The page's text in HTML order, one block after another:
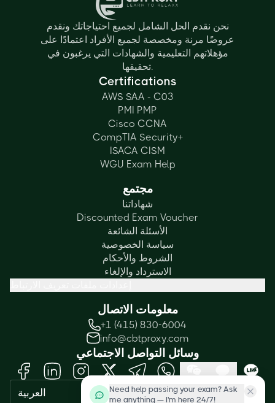
نحن نقدم الحل الشامل لجميع احتياجاتك ونقدم
عروضًا مرنة ومخصصة لجميع الأفراد اعتمادًا على
مؤهلاتهم التعليمية والشهادات التي يرغبون في
تحقيقها.
Certifications
AWS SAA - C03
PMI PMP
Cisco CCNA
CompTIA Security+
ISACA CISM
WGU Exam Help
مجتمع
شهاداتنا
Discounted Exam Voucher
الأسئلة الشائعة
سياسة الخصوصية
الشروط والأحكام
الاسترداد والإلغاء
معلومات الاتصال
+1 (415) 830-6004
info@cbtproxy.com
وسائل التواصل الاجتماعي
العربية
Need help passing your exam? Ask
me anything — I'm here 24/7!